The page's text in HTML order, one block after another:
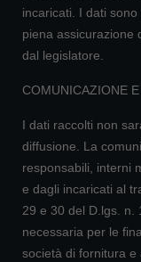
incaricati. I dati
piena assicurazione
dal legislatore.
COMUNICAZIONE
I dati raccolti non
diffusione. La
responsabili, interni
e dagli incaricati al
29 e 30 del D.lgs. n.
necessaria per le
società di fornitura e